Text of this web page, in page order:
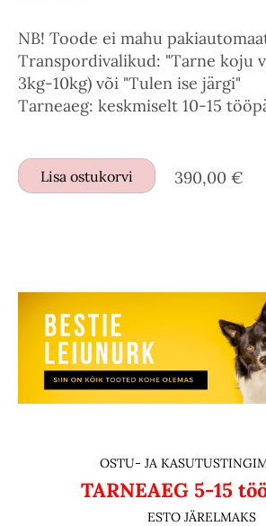
NB! Toode ei mahu
Transpordivalikud: "Tarne koju
3kg-10kg) või "Tulen ise järgi"
Tarneaeg: keskmiselt 10-15
Lisa ostukorvi 390,00 €
OSTU- JA
TARNEAEG 5-15
ESTO JÄRELMAKS